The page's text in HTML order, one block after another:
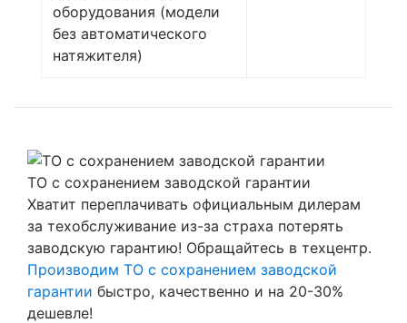
оборудования (модели
без автоматического
натяжителя)
ТО с сохранением заводской гарантии
Хватит переплачивать официальным дилерам
за техобслуживание из-за страха потерять
заводскую гарантию! Обращайтесь в техцентр.
Производим ТО с сохранением заводской
гарантии быстро, качественно и на 20-30%
дешевле!